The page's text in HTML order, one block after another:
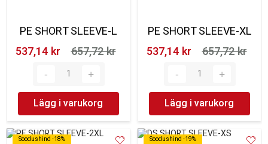
PE SHORT SLEEVE-L
537,14 kr‎
657,72 kr‎
Lägg i varukorg
PE SHORT SLEEVE-XL
537,14 kr‎
657,72 kr‎
Lägg i varukorg
Soodushind -18%
Soodushind -18%
Soodushind -19%
Soodushind -19%